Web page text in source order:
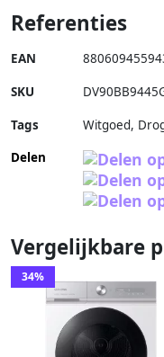
Referenties
EAN
SKU
Tags
Witgoed,
Delen
Vergelijkbare
34%